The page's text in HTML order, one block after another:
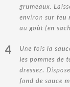
grumeaux.
environ sur feu
au goût (en
4
Une fois la
les pommes de
dressez.
fond de sauce